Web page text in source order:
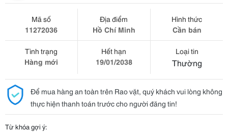
Mã số
11272036
Địa điểm
Hồ Chí Minh
Hình thức
Cần bán
Tình trạng
Hàng mới
Hết hạn
19/01/2038
Loại tin
Thường
Để mua hàng an toàn trên Rao vặt, quý khách vui lòng không
thực hiện thanh toán trước cho người đăng tin!
Từ khóa gợi ý: